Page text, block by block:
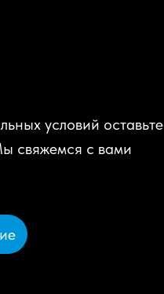
условий оставьте
свяжемся с вами